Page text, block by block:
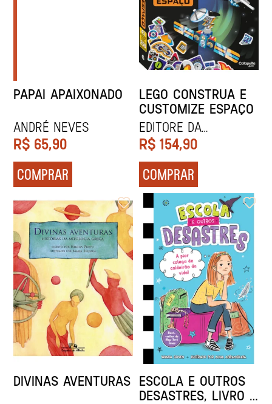
PAPAI APAIXONADO
André Neves
R$ 65,90
COMPRAR
LEGO CONSTRUA E
CUSTOMIZE ESPAÇO
Editore da
Catapulta
R$ 154,90
COMPRAR
DIVINAS AVENTURAS ESCOLA E OUTROS
DESASTRES, LIVRO 1: